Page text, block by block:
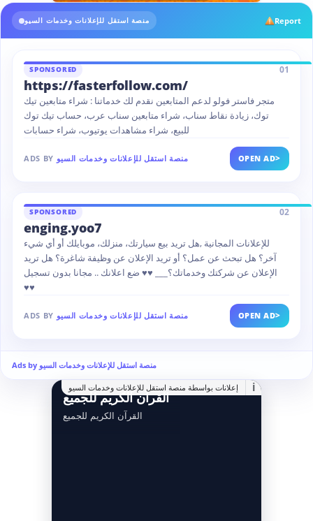
منصة استقل للإعلانات وخدمات السيو Report
SPONSORED 01
https://fasterfollow.com/
متجر فاستر فولو لدعم المتابعين نقدم لك خدماتنا : شراء متابعين تيك
توك، زيادة نقاط سناب، شراء متابعين سناب عرب، حساب تيك توك
للبيع، شراء مشاهدات يوتيوب، شراء حسابات
ADS BY منصة استقل للإعلانات وخدمات السيو OPEN AD>
SPONSORED 02
enging.yoo7
للإعلانات المجانية ,هل تريد بيع سيارتك، منزلك، موبايلك أو أي شيء
آخر؟ هل تبحث عن عمل؟ أو تريد الإعلان عن وظيفة شاغرة؟ هل تريد
الإعلان عن شركتك وخدماتك؟___ ♥♥ ضع اعلانك .. مجانا بدون تسجيل
♥♥
ADS BY منصة استقل للإعلانات وخدمات السيو OPEN AD>
Ads by منصة استقل للإعلانات وخدمات السيو
إعلانات بواسطة منصة استقل للإعلانات وخدمات السيو i
القرآن الكريم للجميع
القرآن الكريم للجميع